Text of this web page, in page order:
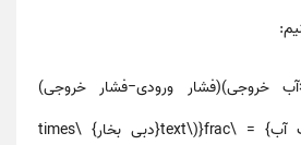
خروجی)(فشار ورودی−فشار خروجی)
−آب خروجی\text{مصرف آب} = \frac{(\text{دبی بخار} \times